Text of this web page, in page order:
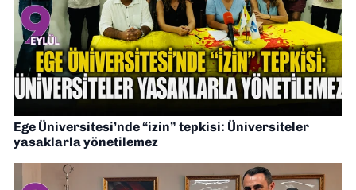
Ege Üniversitesi’nde “izin” tepkisi: Üniversiteler
yasaklarla yönetilemez